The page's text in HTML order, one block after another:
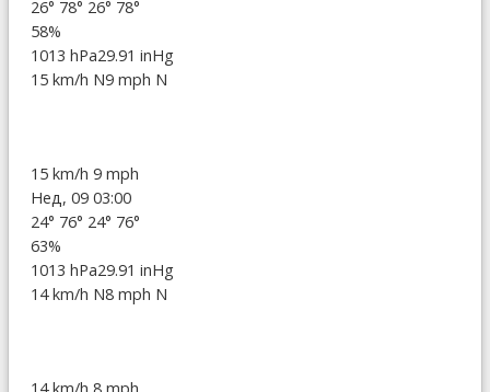
26° 78° 26° 78°
58%
1013 hPa29.91 inHg
15 km/h N9 mph N
15 km/h 9 mph
Нед, 09 03:00
24° 76° 24° 76°
63%
1013 hPa29.91 inHg
14 km/h N8 mph N
14 km/h 8 mph